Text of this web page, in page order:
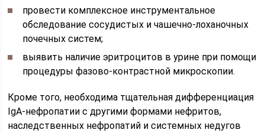
провести комплексное инструментальное
обследование сосудистых и чашечно-лоханочных
почечных систем;
выявить наличие эритроцитов в урине при помощи
процедуры фазово-контрастной микроскопии.
Кроме того, необходима тщательная дифференциация
IgA-нефропатии с другими формами нефритов,
наследственных нефропатий и системных недугов